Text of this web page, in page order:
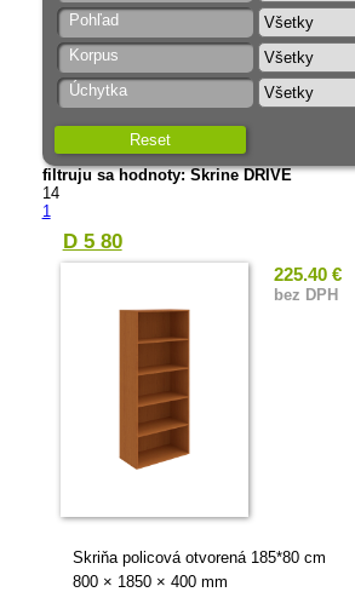
Pohľad
Korpus
Úchytka
Reset
filtruju sa hodnoty: Skrine DRIVE
14
1
D 5 80
225.40 €
bez DPH
Skriňa policová otvorená 185*80 cm
800 × 1850 × 400 mm